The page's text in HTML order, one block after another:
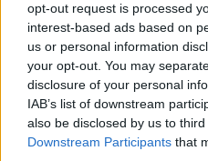
opt-out request is processed
interest-based ads based on
us or personal information
your opt-out. You may
disclosure of your personal
IAB’s list of downstream
also be disclosed by us to
Downstream Participants that
Frp-topp
fra First
«Trump-
Rødts
raser
22. juli 2026 -